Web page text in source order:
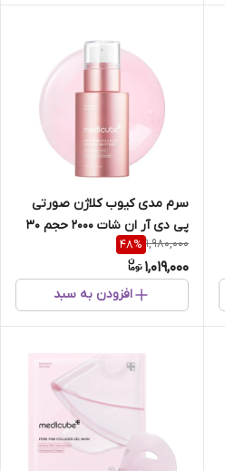
سرم مدی کیوب کلاژن صورتی
پی دی آر ان شات 2000 حجم 30
میل
1,980,000
48%
1,019,000
افزودن به سبد